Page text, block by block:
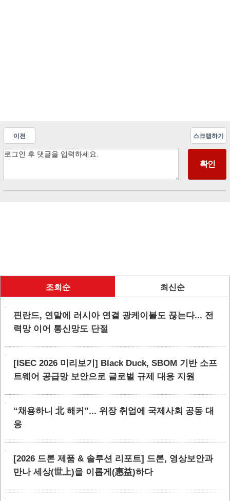
이전 스크랩하기
조회순 최신순
핀란드, 연말에 러시아 연결 광케이블도 끊는다... 전
력망 이어 통신망도 단절
[ISEC 2026 미리보기] Black Duck, SBOM 기반 소프
트웨어 공급망 보안으로 글로벌 규제 대응 지원
“채용하니 北 해커”... 위장 취업에 국제사회 공동 대
응
[2026 드론 제품 & 솔루션 리포트] 드론, 영상보안과
만나 세상(世上)을 이롭게(惠益)하다